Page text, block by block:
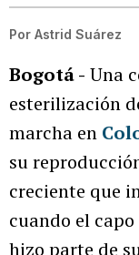
Por Astrid Suárez
Bogotá - Una
esterilización
marcha en
su
creciente que
cuando el
hizo parte de